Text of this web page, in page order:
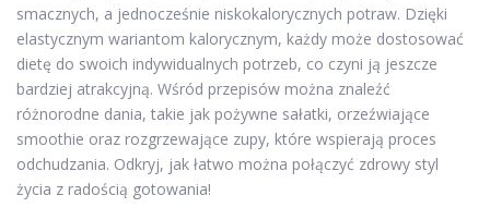
smacznych, a jednocześnie niskokalorycznych potraw. Dzięki
elastycznym wariantom kalorycznym, każdy może dostosować
dietę do swoich indywidualnych potrzeb, co czyni ją jeszcze
bardziej atrakcyjną. Wśród przepisów można znaleźć
różnorodne dania, takie jak pożywne sałatki, orzeźwiające
smoothie oraz rozgrzewające zupy, które wspierają proces
odchudzania. Odkryj, jak łatwo można połączyć zdrowy styl
życia z radością gotowania!